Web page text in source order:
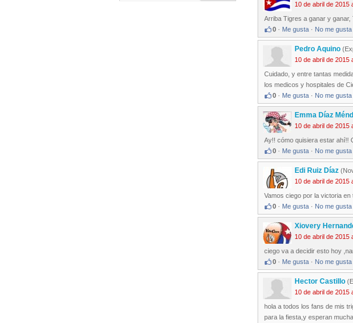
10 de abril de 2015
Arriba Tigres a ganar y ganar,
0 · Me gusta · No me gusta
Pedro Aquino
10 de abril de 2015
Cuidado, y entre tantas
los medicos y hospitales de
0 · Me gusta · No me gusta
Emma Díaz
10 de abril de 2015
Ay!! cómo quisiera estar ahí!!
0 · Me gusta · No me gusta
Edi Ruiz Díaz
10 de abril de 2015
Vamos ciego por la victoria en
0 · Me gusta · No me gusta
Xiovery
10 de abril de 2015
ciego va a decidir esto hoy
0 · Me gusta · No me gusta
Hector Castillo
10 de abril de 2015
hola a todos los fans de mis
para la fiesta,y esperan